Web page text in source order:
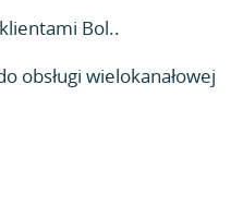
Bol..
obsługi wielokanałowej